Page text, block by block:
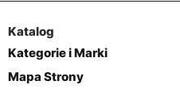
Katalog
Kategorie i Marki
Mapa Strony